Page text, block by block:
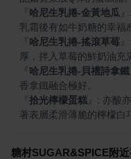
哈尼生乳捲-金黃地瓜
哈尼生乳捲-搖滾草莓
哈尼生乳捲-貝禮詩拿鐵
拾光檸檬蛋糕
: 亦酸
著表層柔滑薄脆的檸檬白
糖村SUGAR&SPICE附近